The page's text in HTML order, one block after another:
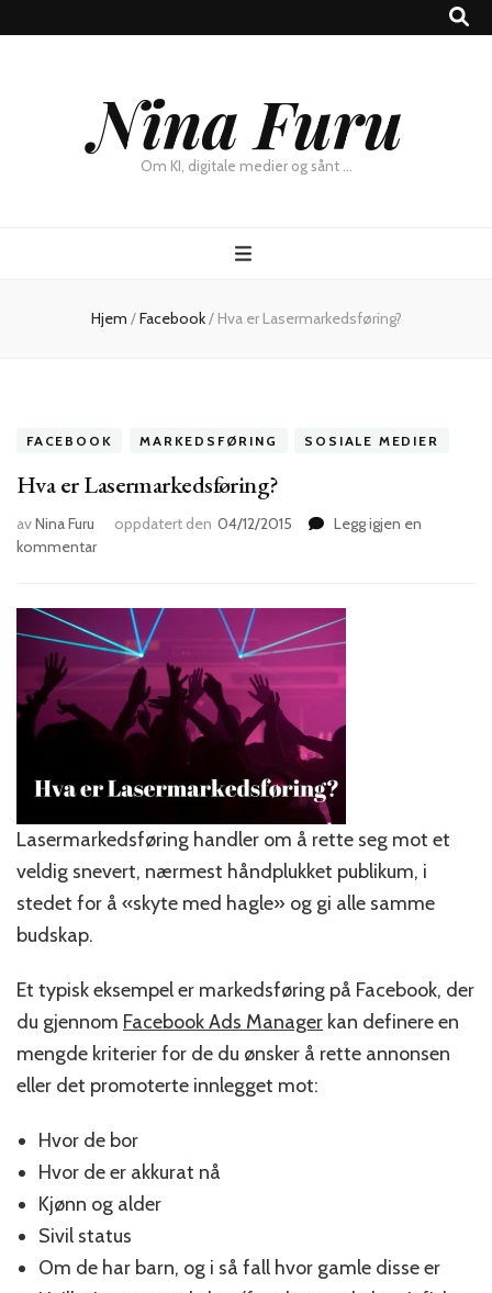
Nina Furu
Om KI, digitale medier og sånt …
Hjem /Facebook/ Hva er Lasermarkedsføring?
FACEBOOK MARKEDSFØRING SOSIALE MEDIER
Hva er Lasermarkedsføring?
avNina Furu oppdatert den 04/12/2015
Legg igjen en
kommentartil
Lasermarkedsføring?
Lasermarkedsføring handler om å rette seg mot et
veldig snevert, nærmest håndplukket publikum, i
stedet for å «skyte med hagle» og gi alle samme
budskap.
Et typisk eksempel er markedsføring på Facebook, der
du gjennom Facebook Ads Manager kan definere en
mengde kriterier for de du ønsker å rette annonsen
eller det promoterte innlegget mot:
Hvor de bor
Hvor de er akkurat nå
Kjønn og alder
Sivil status
Om de har barn, og i så fall hvor gamle disse er